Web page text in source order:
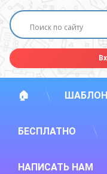
🏠
БЕСПЛАТНО
НАПИСАТЬ НАМ